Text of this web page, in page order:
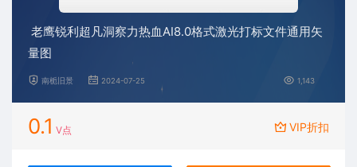
老鹰锐利超凡洞察力热血AI8.0格式激光打标文件通用矢
量图
南栀旧景 2024-07-25 1,143
0.1 V点 VIP折扣